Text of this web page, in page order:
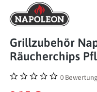
Grillzubehör
Räucherchips
Durchschnittliche
0